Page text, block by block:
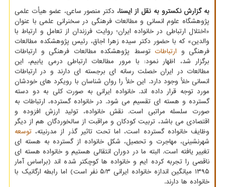
به گزارش نکسترو به نقل از ایسنا، دکتر منصور ساعی، عضو هیأت علمی
پژوهشگاه علوم انسانی و مطالعات فرهنگی در سخنرانی علمی با عنوان
«اختلال ارتباطی در خانواده ایران؛ روایت فرزندان از تعامل و ارتباط با
والدین» که با حضور دکتر سیده زهرا اجاق، رئیس پژوهشکده مطالعات
فرهنگی و ارتباطات توسط پژوهشکده مطالعات فرهنگی و ارتباطات
برگزار شد، اظهار نمود: با مرور مطالعات ارتباطی درمی یابیم، این
مطالعات در ایران خصلت رسانه ای برجسته ای دارند و در ارتباطات
انسانی خلأ وجود دارد. این خلأ را روان شناسان با رویکرد های خودشان
مورد توجه قرار داده اند. خانواده ایرانی به صورت کلی به دو دسته
گسترده و هسته ای تقسیم می شود. در خانواده گسترده، ارتباطات به
صورت سلسله مراتبی است. نقش خانواده، تولید ارزش افزوده و
اقتصادی می باشد، تربیت کودکان و مراقبت از سالخوردگان هم از دیگر
وظایف خانواده گسترده است، اما تحت تاثیر گذر از مدرنیته، توسعه
شهرنشینی، مهاجرت و تحصیل، شکل خانواده از گسترده به هسته ای
تغییر یافته است. البته ما در دوران انتقالی هستیم و خانواده هسته ای
ناقصی را تجربه کرده ایم و خانواده ها کوچکتر شده اند (براساس آمار
۱۳۹۵ میانگین اندازه خانواده ایرانی ۵/۳ نفر است) اما رابطه ارگانیک با
خانواده ها دارند.